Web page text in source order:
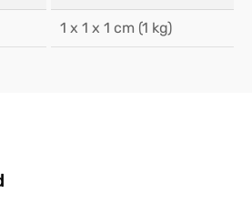
1 x 1 x 1 cm (1 kg)